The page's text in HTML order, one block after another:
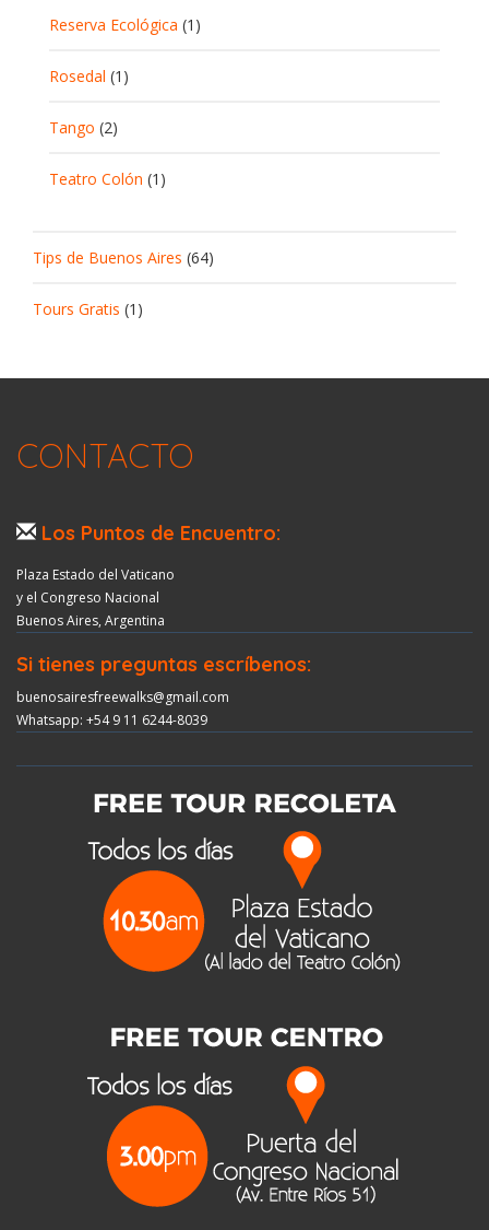
Reserva Ecológica (1)
Rosedal (1)
Tango (2)
Teatro Colón (1)
Tips de Buenos Aires (64)
Tours Gratis (1)
CONTACTO
Los Puntos de Encuentro:
Plaza Estado del Vaticano
y el Congreso Nacional
Buenos Aires, Argentina
Si tienes preguntas escríbenos:
buenosairesfreewalks@gmail.com
Whatsapp: +54 9 11 6244-8039